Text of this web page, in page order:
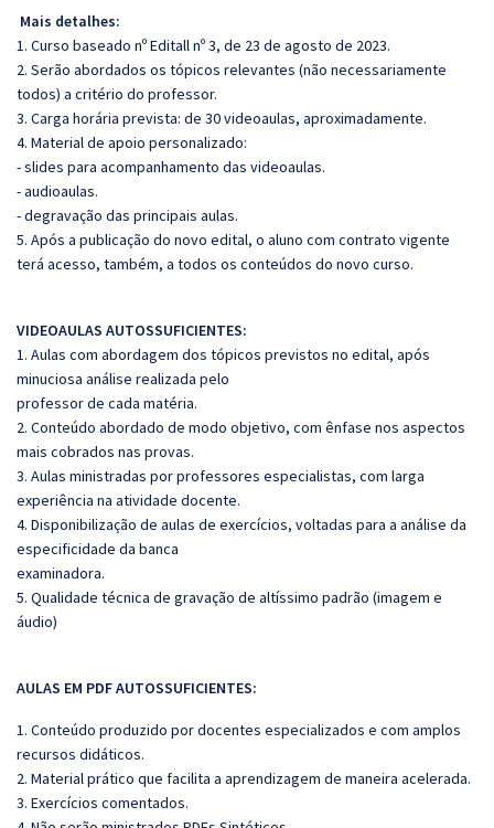
Mais detalhes:
1. Curso baseado nº Editall nº 3, de 23 de agosto de 2023.
2. Serão abordados os tópicos relevantes (não necessariamente
todos) a critério do professor.
3. Carga horária prevista: de 30 videoaulas, aproximadamente.
4. Material de apoio personalizado:
- slides para acompanhamento das videoaulas.
- audioaulas.
- degravação das principais aulas.
5. Após a publicação do novo edital, o aluno com contrato vigente
terá acesso, também, a todos os conteúdos do novo curso.
VIDEOAULAS AUTOSSUFICIENTES:
1. Aulas com abordagem dos tópicos previstos no edital, após
minuciosa análise realizada pelo
professor de cada matéria.
2. Conteúdo abordado de modo objetivo, com ênfase nos aspectos
mais cobrados nas provas.
3. Aulas ministradas por professores especialistas, com larga
experiência na atividade docente.
4. Disponibilização de aulas de exercícios, voltadas para a análise da
especificidade da banca
examinadora.
5. Qualidade técnica de gravação de altíssimo padrão (imagem e
áudio)
AULAS EM PDF AUTOSSUFICIENTES:
1. Conteúdo produzido por docentes especializados e com amplos
recursos didáticos.
2. Material prático que facilita a aprendizagem de maneira acelerada.
3. Exercícios comentados.